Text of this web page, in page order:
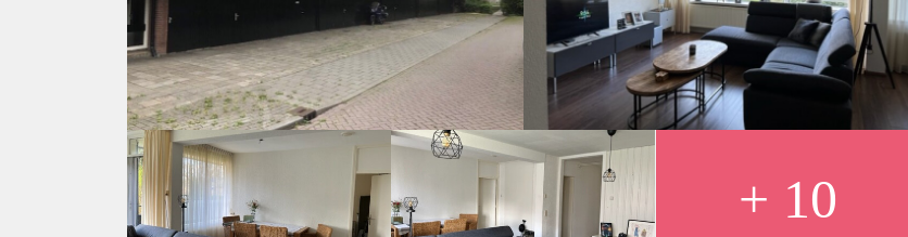
- Huisdieren niet toegestaan
- Minimale huurtermijn 12 maanden
Geïnteresseerd? Stuur een mail naar almelo@verhuurpro.nl.
Deze advertentie op internet en op Facebook is slechts ter informatie en dus geheel vrijblijvend. Aan eventuele
onjuistheden kunnen geen rechten worden ontleend.
+ 10